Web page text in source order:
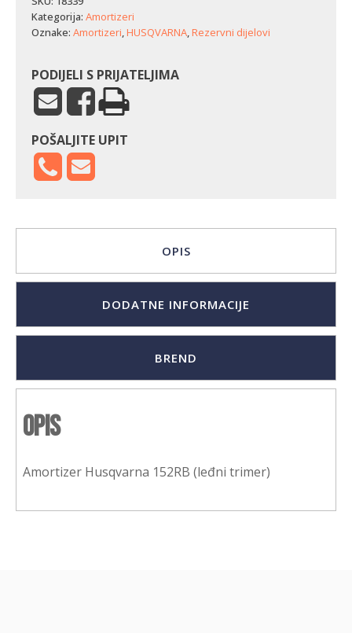
Kategorija: Amortizeri
Oznake: Amortizeri,HUSQVARNA,Rezervni dijelovi
PODIJELI S PRIJATELJIMA
POŠALJITE UPIT
OPIS
DODATNE INFORMACIJE
BREND
Opis
Amortizer Husqvarna 152RB (leđni trimer)